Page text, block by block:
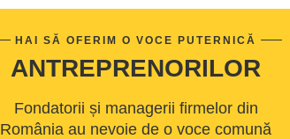
HAI SĂ OFERIM O VOCE PUTERNICĂ
ANTREPRENORILOR
Fondatorii și managerii firmelor din
România au nevoie de o voce comună